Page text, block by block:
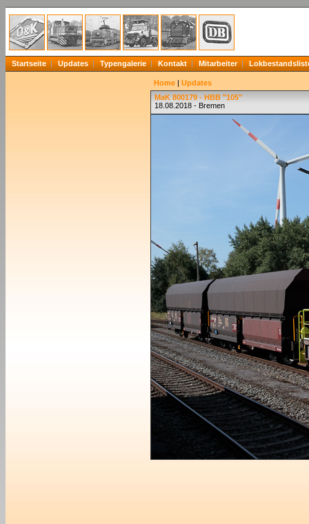
Startseite Updates Typengalerie Kontakt Mitarbeiter
Home | Updates
MaK 800179 - HBB "105"
18.08.2018 - Bremen